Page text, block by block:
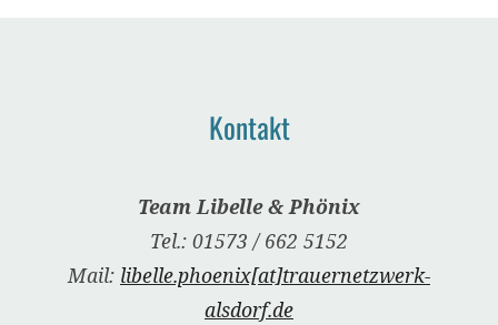
Kontakt
Team Libelle & Phönix
Tel.: 01573 / 662 5152
Mail: libelle.phoenix[at]trauernetzwerk-
alsdorf.de